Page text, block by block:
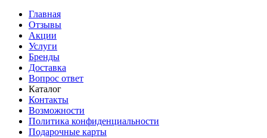
Главная
Отзывы
Акции
Услуги
Бренды
Доставка
Вопрос ответ
Каталог
Контакты
Возможности
Политика конфиденциальности
Подарочные карты